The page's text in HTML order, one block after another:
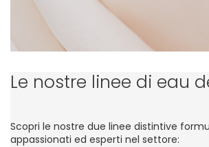
Le nostre linee di eau
Scopri le nostre due linee distintive
appassionati ed esperti nel settore: